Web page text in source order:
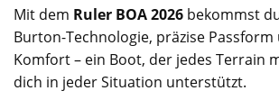
Mit dem Ruler BOA 2026 bekommst
Burton-Technologie, präzise
Komfort – ein Boot, der jedes Terrain
dich in jeder Situation unterstützt.